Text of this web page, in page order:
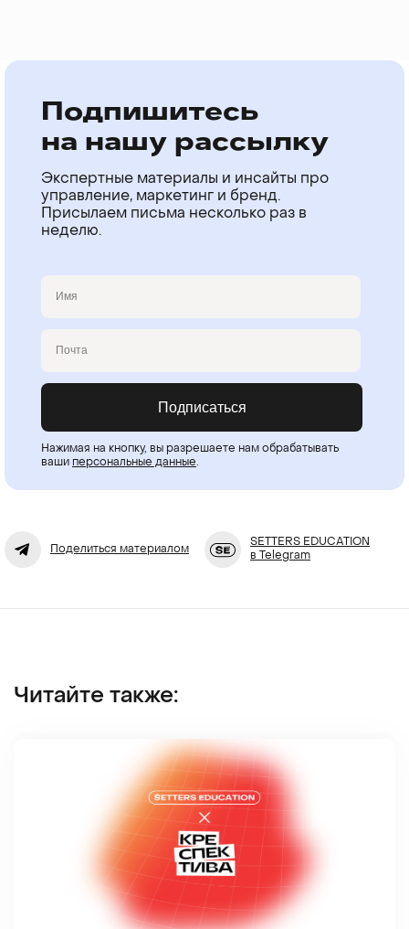
Подпишитесь
на нашу рассылку
Экспертные материалы и инсайты про
управление, маркетинг и бренд.
Присылаем письма несколько раз в
неделю.
Подписаться
Нажимая на кнопку, вы разрешаете нам обрабатывать
ваши персональные данные.
Поделиться материалом
SETTERS EDUCATION
в Telegram
Читайте также: